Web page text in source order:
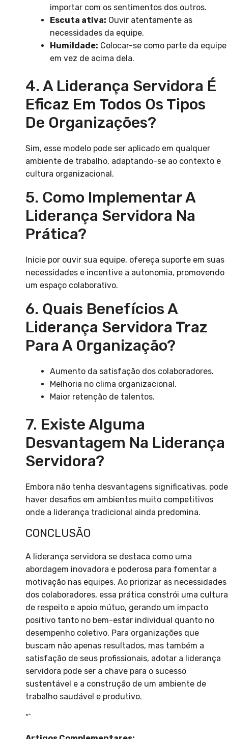
importar com os sentimentos dos outros.
Escuta ativa: Ouvir atentamente as
necessidades da equipe.
Humildade: Colocar-se como parte da equipe
em vez de acima dela.
4. A Liderança Servidora É
Eficaz Em Todos Os Tipos
De Organizações?
Sim, esse modelo pode ser aplicado em qualquer
ambiente de trabalho, adaptando-se ao contexto e
cultura organizacional.
5. Como Implementar A
Liderança Servidora Na
Prática?
Inicie por ouvir sua equipe, ofereça suporte em suas
necessidades e incentive a autonomia, promovendo
um espaço colaborativo.
6. Quais Benefícios A
Liderança Servidora Traz
Para A Organização?
Aumento da satisfação dos colaboradores.
Melhoria no clima organizacional.
Maior retenção de talentos.
7. Existe Alguma
Desvantagem Na Liderança
Servidora?
Embora não tenha desvantagens significativas, pode
haver desafios em ambientes muito competitivos
onde a liderança tradicional ainda predomina.
CONCLUSÃO
A liderança servidora se destaca como uma
abordagem inovadora e poderosa para fomentar a
motivação nas equipes. Ao priorizar as necessidades
dos colaboradores, essa prática constrói uma cultura
de respeito e apoio mútuo, gerando um impacto
positivo tanto no bem-estar individual quanto no
desempenho coletivo. Para organizações que
buscam não apenas resultados, mas também a
satisfação de seus profissionais, adotar a liderança
servidora pode ser a chave para o sucesso
sustentável e a construção de um ambiente de
trabalho saudável e produtivo.
“`